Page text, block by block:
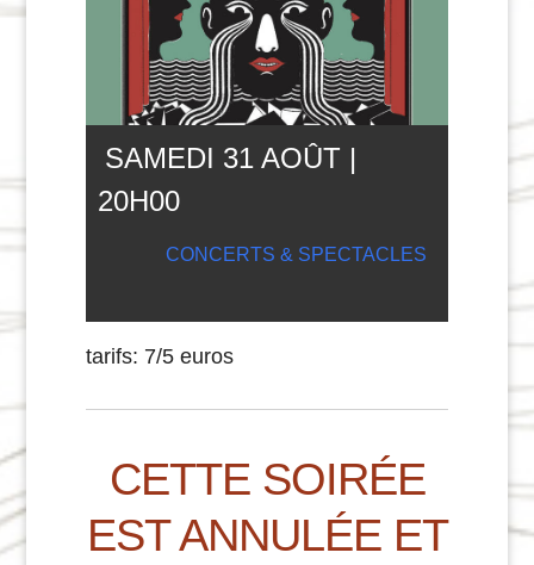
SAMEDI 31 AOÛT |
20H00
CONCERTS & SPECTACLES
tarifs: 7/5 euros
CETTE SOIRÉE
EST ANNULÉE ET